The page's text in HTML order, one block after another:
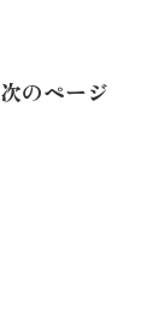
次のページ